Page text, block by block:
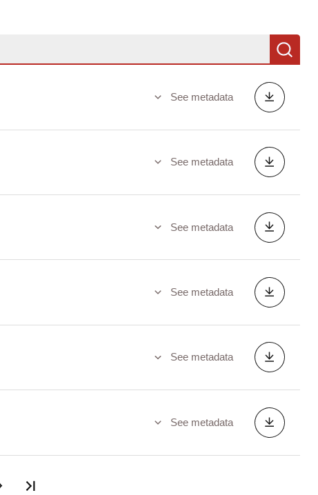
See metadata
See metadata
See metadata
See metadata
See metadata
See metadata